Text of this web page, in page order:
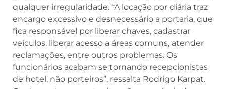
qualquer irregularidade. “A locação por diária traz
encargo excessivo e desnecessário a portaria, que
fica responsável por liberar chaves, cadastrar
veículos, liberar acesso a áreas comuns, atender
reclamações, entre outros problemas. Os
funcionários acabam se tornando recepcionistas
de hotel, não porteiros”, ressalta Rodrigo Karpat.